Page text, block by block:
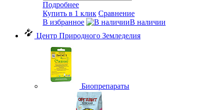
Подробнее
Купить в 1 клик Сравнение
В избранное
В наличии
Центр Природного Земледелия
Биопрепараты